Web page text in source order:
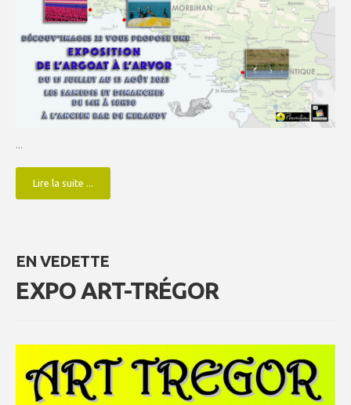
Lire la suite ...
EN VEDETTE
EXPO ART-TRÉGOR